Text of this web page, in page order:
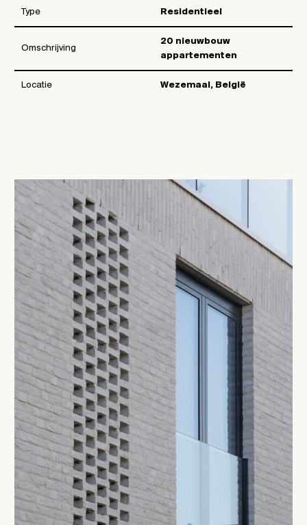
Type Residentieel
Omschrijving
20 nieuwbouw
appartementen
Locatie Wezemaal, België